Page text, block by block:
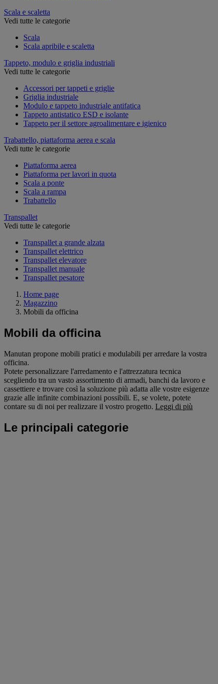
Scala e scaletta
Vedi tutte le categorie
Scala
Scala apribile e scaletta
Tappeto, modulo e griglia industriali
Vedi tutte le categorie
Accessori per tappeti e griglie
Griglia industriale
Modulo e tappeto industriale antifatica
Tappeto antistatico ESD e isolante
Tappeto per il settore agroalimentare e igienico
Trabattello, piattaforma aerea e scala
Vedi tutte le categorie
Piattaforma aerea
Piattaforma per lavori in quota
Scala a ponte
Scala a rampa
Trabattello
Transpallet
Vedi tutte le categorie
Transpallet a grande alzata
Transpallet elettrico
Transpallet elevatore
Transpallet manuale
Transpallet pesatore
Home page
Magazzino
Mobili da officina
Mobili da officina
Manutan propone mobili pratici e modulabili per arredare la vostra
officina.
Potete personalizzare l'arredamento e l'attrezzatura tecnica
scegliendo tra un vasto assortimento di armadi, banchi da lavoro e
cassettiere e trovare così la soluzione più adatta alle vostre esigenze
grazie alle infinite combinazioni possibili. E, se volete, potete
contare su di noi per realizzare il vostro progetto. Leggi di più
Le principali categorie